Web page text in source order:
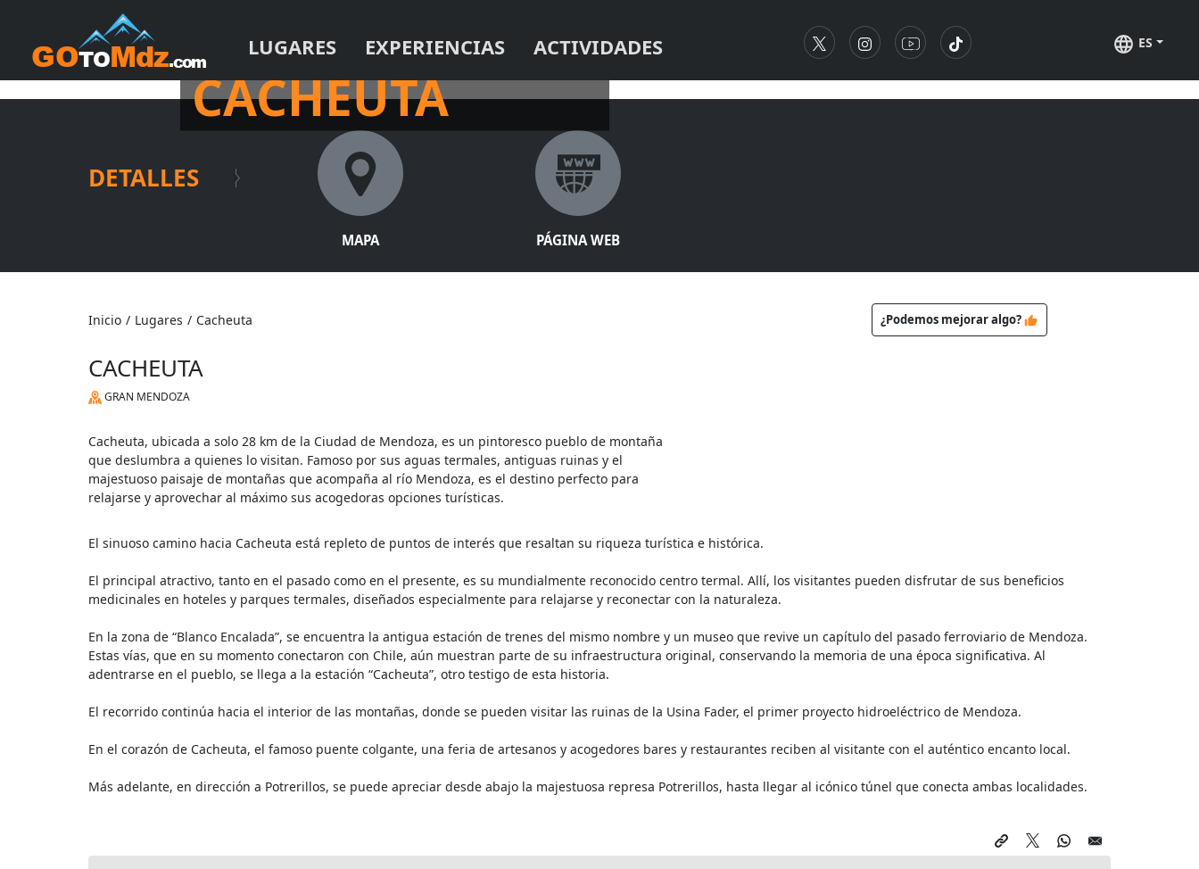
LUGARES EXPERIENCIAS ACTIVIDADES ES
EL HERMOSO PUEBLO Y SU PUENTE COLGANTE
CACHEUTA
DETALLES
MAPA PÁGINA WEB
Inicio / Lugares / Cacheuta ¿Podemos mejorar algo?
CACHEUTA
GRAN MENDOZA
Cacheuta, ubicada a solo 28 km de la Ciudad de Mendoza, es un pintoresco pueblo de montaña
que deslumbra a quienes lo visitan. Famoso por sus aguas termales, antiguas ruinas y el
majestuoso paisaje de montañas que acompaña al río Mendoza, es el destino perfecto para
relajarse y aprovechar al máximo sus acogedoras opciones turísticas.
El sinuoso camino hacia Cacheuta está repleto de puntos de interés que resaltan su riqueza turística e histórica.
El principal atractivo, tanto en el pasado como en el presente, es su mundialmente reconocido centro termal. Allí, los visitantes pueden disfrutar de sus beneficios
medicinales en hoteles y parques termales, diseñados especialmente para relajarse y reconectar con la naturaleza.
En la zona de “Blanco Encalada”, se encuentra la antigua estación de trenes del mismo nombre y un museo que revive un capítulo del pasado ferroviario de Mendoza.
Estas vías, que en su momento conectaron con Chile, aún muestran parte de su infraestructura original, conservando la memoria de una época significativa. Al
adentrarse en el pueblo, se llega a la estación “Cacheuta”, otro testigo de esta historia.
El recorrido continúa hacia el interior de las montañas, donde se pueden visitar las ruinas de la Usina Fader, el primer proyecto hidroeléctrico de Mendoza.
En el corazón de Cacheuta, el famoso puente colgante, una feria de artesanos y acogedores bares y restaurantes reciben al visitante con el auténtico encanto local.
Más adelante, en dirección a Potrerillos, se puede apreciar desde abajo la majestuosa represa Potrerillos, hasta llegar al icónico túnel que conecta ambas localidades.